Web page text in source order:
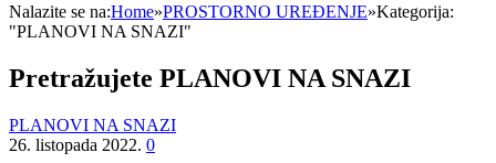
Nalazite se na:Home»PROSTORNO UREĐENJE»Kategorija:
"PLANOVI NA SNAZI"
Pretražujete PLANOVI NA SNAZI
PLANOVI NA SNAZI
26. listopada 2022. 0